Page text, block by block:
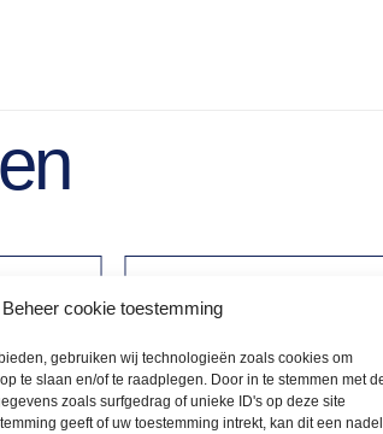
Beheer cookie toestemming
gebruiken wij technologieën zoals cookies om
te slaan en/of te raadplegen. Door in te stemmen met
zoals surfgedrag of unieke ID's op deze site
geeft of uw toestemming intrekt, kan dit een